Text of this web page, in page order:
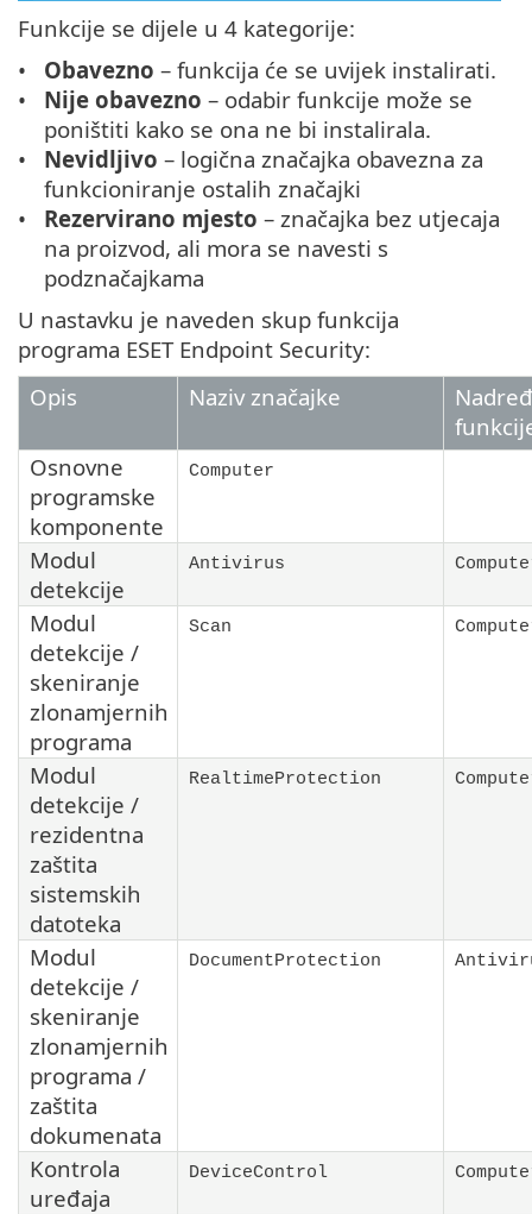
Funkcije se dijele u 4 kategorije:
Obavezno – funkcija će se uvijek instalirati.
Nije obavezno – odabir funkcije može se
poništiti kako se ona ne bi instalirala.
Nevidljivo – logična značajka obavezna za
funkcioniranje ostalih značajki
Rezervirano mjesto – značajka bez utjecaja
na proizvod, ali mora se navesti s
podznačajkama
U nastavku je naveden skup funkcija
programa ESET Endpoint Security:
Opis
Naziv značajke
Osnovne
programske
komponente
Computer
Modul
detekcije
Antivirus
Modul
detekcije /
skeniranje
zlonamjernih
programa
Scan
Modul
detekcije /
rezidentna
zaštita
sistemskih
datoteka
RealtimeProtection
Modul
detekcije /
skeniranje
zlonamjernih
programa /
zaštita
dokumenata
DocumentProtection
Kontrola
uređaja
DeviceControl